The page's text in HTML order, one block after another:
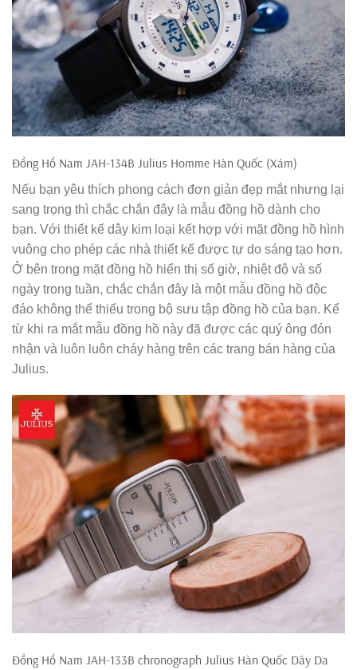
Đồng Hồ Nam JAH-134B Julius Homme Hàn Quốc (Xám)
Nếu bạn yêu thích phong cách đơn giản đẹp mắt nhưng lại
sang trọng thì chắc chắn đây là mẫu đồng hồ dành cho
bạn. Với thiết kế dây kim loại kết hợp với mặt đồng hồ hình
vuông cho phép các nhà thiết kế được tự do sáng tạo hơn.
Ở bên trong mặt đồng hồ hiển thị số giờ, nhiệt độ và số
ngày trong tuần, chắc chắn đây là một mẫu đồng hồ độc
đáo không thể thiếu trong bộ sưu tập đồng hồ của bạn. Kể
từ khi ra mắt mẫu đồng hồ này đã được các quý ông đón
nhận và luôn luôn cháy hàng trên các trang bán hàng của
Julius.
Đồng Hồ Nam JAH-133B chronograph Julius Hàn Quốc Dây Da